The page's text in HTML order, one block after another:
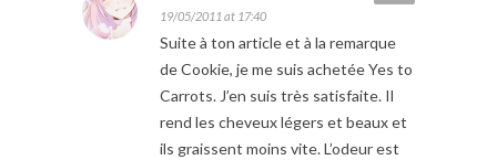
19/05/2011 at 17:40
Suite à ton article et à la remarque
de Cookie, je me suis achetée Yes to
Carrots. J’en suis très satisfaite. Il
rend les cheveux légers et beaux et
ils graissent moins vite. L’odeur est